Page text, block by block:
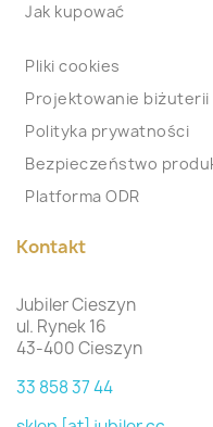
Jak kupować
Pliki cookies
Projektowanie biżuterii
Polityka prywatności
Bezpieczeństwo
Platforma ODR
Kontakt
Jubiler Cieszyn
ul. Rynek 16
43-400 Cieszyn
33 858 37 44